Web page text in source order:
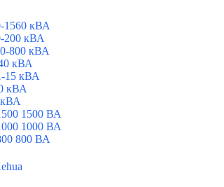
1560 кВА
200 кВА
800 кВА
кВА
15 кВА
кВА
кВА
1500 ВА
1000 ВА
800 ВА